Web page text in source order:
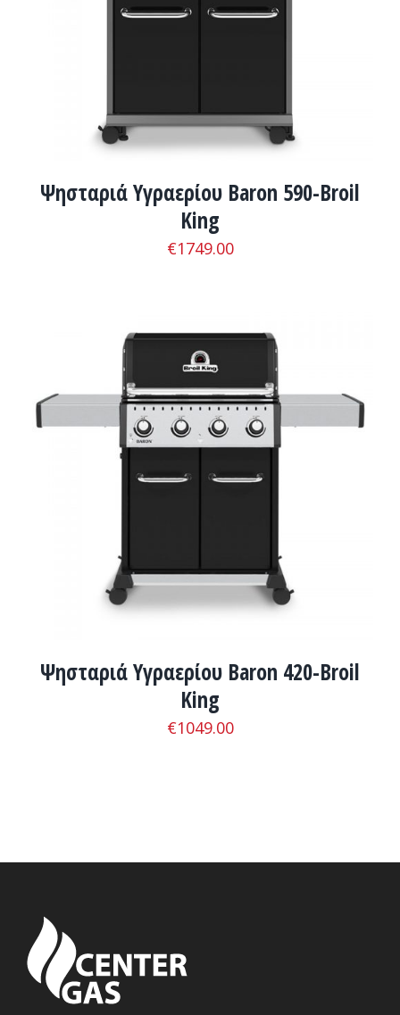
Ψησταριά Υγραερίου Baron 590-Broil
King
€1749.00
ADD TO CART ΛΕΠΤΟΜΈΡΕΙΕΣ
Ψησταριά Υγραερίου Baron 420-Broil
King
€1049.00